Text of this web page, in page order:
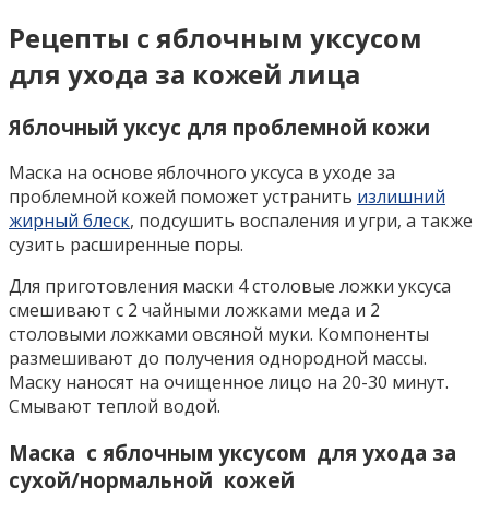
Рецепты с яблочным уксусом
для ухода за кожей лица
Яблочный уксус для проблемной кожи
Маска на основе яблочного уксуса в уходе за
проблемной кожей поможет устранить излишний
жирный блеск, подсушить воспаления и угри, а также
сузить расширенные поры.
Для приготовления маски 4 столовые ложки уксуса
смешивают с 2 чайными ложками меда и 2
столовыми ложками овсяной муки. Компоненты
размешивают до получения однородной массы.
Маску наносят на очищенное лицо на 20-30 минут.
Смывают теплой водой.
Маска с яблочным уксусом для ухода за
сухой/нормальной кожей